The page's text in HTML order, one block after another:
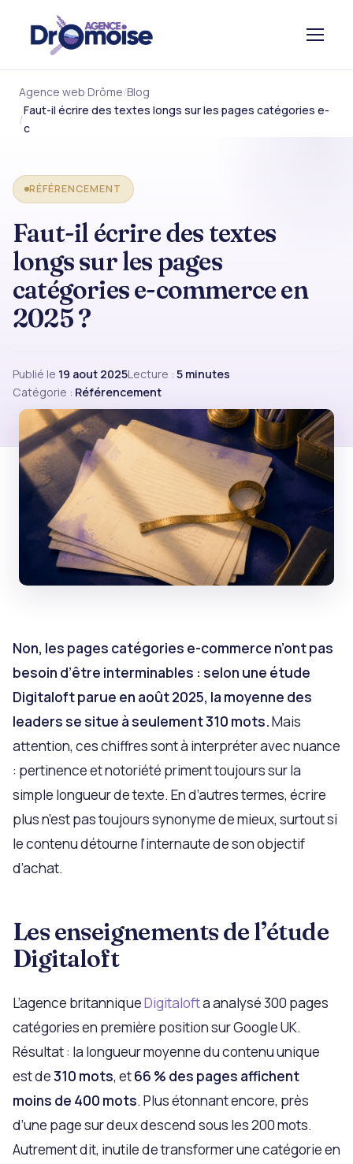
Agence web Drôme Blog
Faut-il écrire des textes longs sur les pages catégories e-
c
RÉFÉRENCEMENT
Faut-il écrire des textes
longs sur les pages
catégories e-commerce en
2025 ?
Publié le 19 aout 2025Lecture : 5 minutes
Catégorie : Référencement
Non, les pages catégories e-commerce n’ont pas
besoin d’être interminables : selon une étude
Digitaloft parue en août 2025, la moyenne des
leaders se situe à seulement 310 mots.Mais
attention, ces chiffres sont à interpréter avec nuance
: pertinence et notoriété priment toujours sur la
simple longueur de texte. En d’autres termes, écrire
plus n’est pas toujours synonyme de mieux, surtout si
le contenu détourne l’internaute de son objectif
d’achat.
Les enseignements de l’étude
Digitaloft
L’agence britanniqueDigitalofta analysé 300 pages
catégories en première position sur Google UK.
Résultat : la longueur moyenne du contenu unique
est de310 mots, et66 % des pages affichent
moins de 400 mots. Plus étonnant encore, près
d’une page sur deux descend sous les 200 mots.
Autrement dit, inutile de transformer une catégorie en